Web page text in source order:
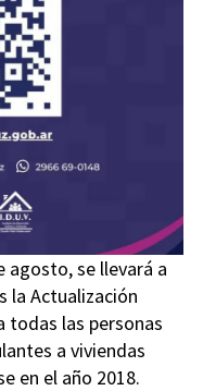
agosto, se llevará a
la Actualización
todas las personas
a viviendas
en el año 2018.